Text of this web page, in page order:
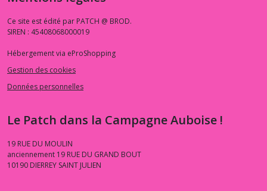
Ce site est édité par PATCH @ BROD.
SIREN : 45408068000019
Hébergement via eProShopping
Gestion des cookies
Données personnelles
Le Patch dans la Campagne Auboise !
19 RUE DU MOULIN
anciennement 19 RUE DU GRAND BOUT
10190 DIERREY SAINT JULIEN